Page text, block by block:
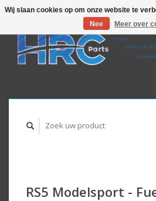
RS5 Modelsport -
Wij slaan cookies op om onze website te
Nee
Meer over